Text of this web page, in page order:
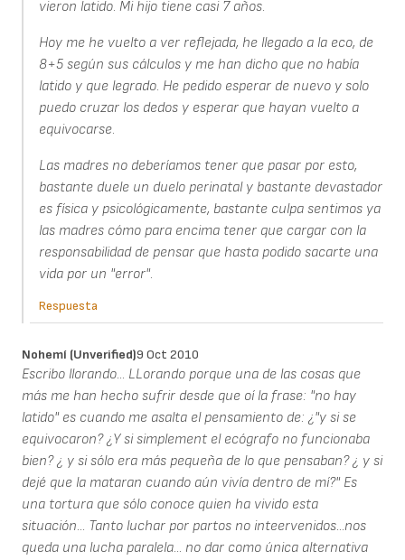
vieron latido. Mi hijo tiene casi 7 años.
Hoy me he vuelto a ver reflejada, he llegado a la eco, de
8+5 según sus cálculos y me han dicho que no había
latido y que legrado. He pedido esperar de nuevo y solo
puedo cruzar los dedos y esperar que hayan vuelto a
equivocarse.
Las madres no deberíamos tener que pasar por esto,
bastante duele un duelo perinatal y bastante devastador
es física y psicológicamente, bastante culpa sentimos ya
las madres cómo para encima tener que cargar con la
responsabilidad de pensar que hasta podido sacarte una
vida por un "error".
Respuesta
Nohemí (unverified)9 Oct 2010
Escribo llorando... LLorando porque una de las cosas que
más me han hecho sufrir desde que oí la frase: "no hay
latido" es cuando me asalta el pensamiento de: ¿"y si se
equivocaron? ¿Y si simplement el ecógrafo no funcionaba
bien? ¿ y si sólo era más pequeña de lo que pensaban? ¿ y si
dejé que la mataran cuando aún vivía dentro de mí?" Es
una tortura que sólo conoce quien ha vivido esta
situación... Tanto luchar por partos no inteervenidos...nos
queda una lucha paralela... no dar como única alternativa